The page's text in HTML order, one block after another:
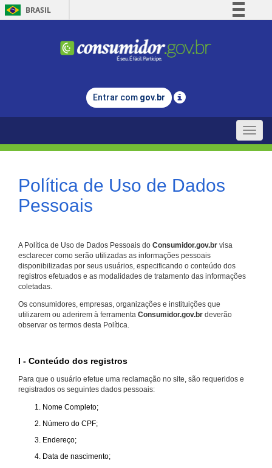
BRASIL
Comunica BR
Legislação
Entrar com gov.br
Toggle
Política de Uso de Dados
Pessoais
A Política de Uso de Dados Pessoais do Consumidor.gov.br visa
esclarecer como serão utilizadas as informações pessoais
disponibilizadas por seus usuários, especificando o conteúdo dos
registros efetuados e as modalidades de tratamento das informações
coletadas.
Os consumidores, empresas, organizações e instituições que
utilizarem ou aderirem à ferramenta Consumidor.gov.br deverão
observar os termos desta Política.
I - Conteúdo dos registros
Para que o usuário efetue uma reclamação no site, são requeridos e
registrados os seguintes dados pessoais:
Nome Completo;
Número do CPF;
Endereço;
Data de nascimento;